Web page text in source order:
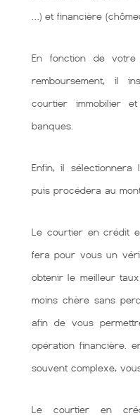
…) et financière
En fonction de
remboursement, il
courtier immobilier
banques.
Enfin, il
puis procédera au
Le courtier en crédit
fera pour vous un
obtenir le meilleur
moins chère sans
afin de vous
opération financière.
souvent complexe,
Le courtier en